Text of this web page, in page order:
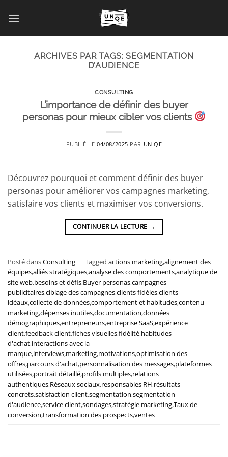
au
ARCHIVES PAR TAGS:SEGMENTATION
D’AUDIENCE
CONSULTING
L’importance de définir des buyer
personas pour mieux cibler vos clients
PUBLIÉ LE04/08/2025 PAR UNIQE
Découvrez pourquoi et comment définir des buyer
personas pour améliorer vos campagnes marketing,
satisfaire vos clients et maximiser vos conversions.
CONTINUER LA LECTURE →
Posté dansConsulting | Tagged actions marketing,alignement des
équipes,alliés stratégiques,analyse des comportements,analytique de
site web,besoins et défis,Buyer personas,campagnes
publicitaires,ciblage des campagnes,clients fidèles,clients
idéaux,collecte de données,comportement et habitudes,contenu
marketing,dépenses inutiles,documentation,données
démographiques,entrepreneurs,entreprise SaaS,expérience
client,feedback client,fiches visuelles,fidélité,habitudes
d'achat,interactions avec la
marque,interviews,marketing,motivations,optimisation des
offres,parcours d'achat,personnalisation des messages,plateformes
utilisées,portrait détaillé,profils multiples,relations
authentiques,Réseaux sociaux,responsables RH,résultats
concrets,satisfaction client,segmentation,segmentation
d'audience,service client,sondages,stratégie marketing,Taux de
conversion,transformation des prospects,ventes